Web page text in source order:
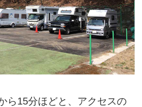
ら15分ほどと、アクセスの